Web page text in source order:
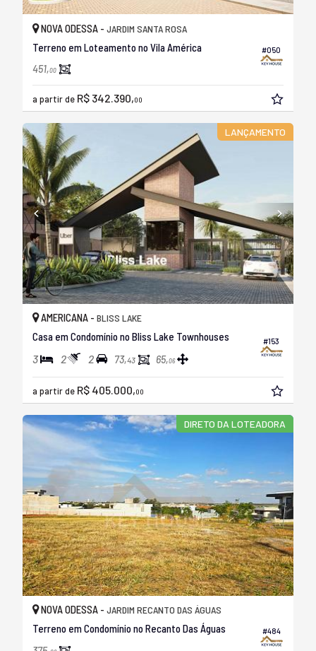
#050
NOVA ODESSA - JARDIM SANTA ROSA
Terreno em Loteamento no Vila América
451,00
a partir de R$ 342.390,00
LANÇAMENTO
#153
AMERICANA - BLISS LAKE
Casa em Condomínio no Bliss Lake Townhouses
3 2 2 73,43 65,06
a partir de R$ 405.000,00
DIRETO DA LOTEADORA
#484
NOVA ODESSA - JARDIM RECANTO DAS ÁGUAS
Terreno em Condomínio no Recanto Das Águas